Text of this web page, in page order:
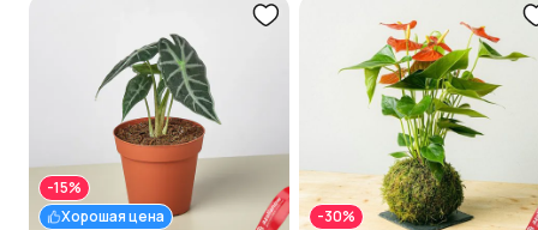
Хорошая цена
-15%
-30%